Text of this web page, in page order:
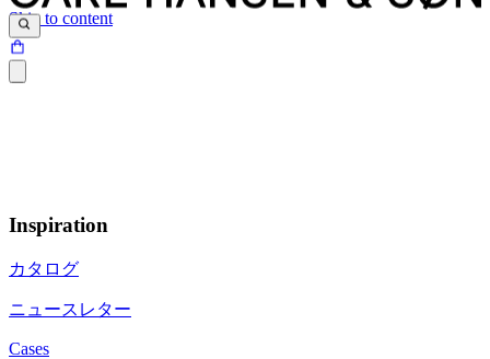
Skip to content
Inspiration
カタログ
ニュースレター
Cases